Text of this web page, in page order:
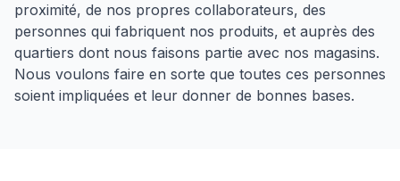
proximité, de nos propres collaborateurs, des
personnes qui fabriquent nos produits, et auprès des
quartiers dont nous faisons partie avec nos magasins.
Nous voulons faire en sorte que toutes ces personnes
soient impliquées et leur donner de bonnes bases.